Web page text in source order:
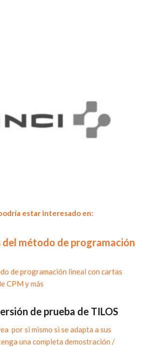
estar interesado en:
del método de programación
de programación lineal con cartas
CPM y más
de prueba de TILOS
por si mismo si se adapta a sus
una completa demostración /